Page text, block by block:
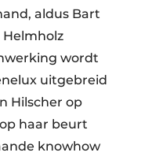
aldus Bart
wordt
uitgebreid
Hilscher op
haar beurt
knowhow